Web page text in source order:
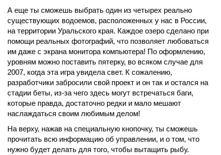
А еще ты сможешь выбрать один из четырех реально
существующих водоемов, расположенных у нас в России,
на территории Уральского края. Каждое озеро сделано при
помощи реальных фотографий, что позволяет любоваться
им даже с экрана монитора компьютера! По оформлению,
уровням можно поставить пятерку, во всяком случае для
2007, когда эта игра увидела свет. К сожалению,
разработчики забросили свой проект и он так и остался на
стадии беты, из-за чего здесь могут встречаться баги,
которые правда, достаточно редки и мало мешают
наслаждаться своим любимым делом!
На верху, нажав на специальную кнопочку, ты сможешь
прочитать всю информацию об управлении, и о том, что
нужно будет делать для того, чтобы вытащить рыбу.